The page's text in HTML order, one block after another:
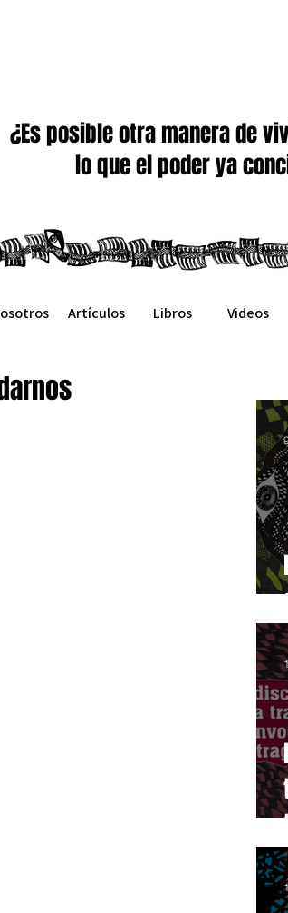
¿Es posible otra manera de
lo que el poder ya
Artículos Libros Videos